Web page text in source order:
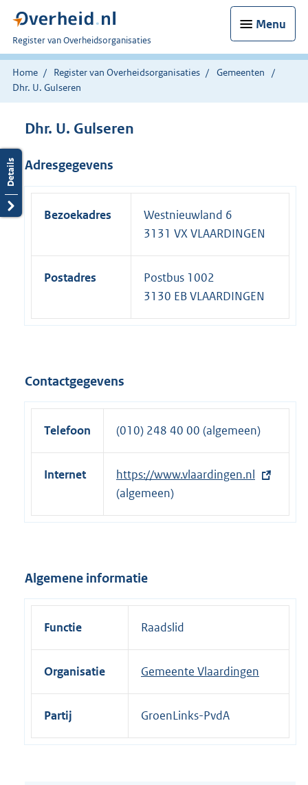
Menu
U
bent
nu
hier:
Register van Overheidsorganisaties
Home Register van Overheidsorganisaties
Gemeenten
Dhr. U. Gulseren
Dhr. U. Gulseren
Adresgegevens
Bezoekadres
Westnieuwland 6
3131 VX VLAARDINGEN
Postadres
Postbus 1002
3130 EB VLAARDINGEN
Contactgegevens
Telefoon (010) 248 40 00 (algemeen)
Internet
E
x
t
e
l
https://www.vlaardingen.nl
(algemeen)
Algemene informatie
Functie Raadslid
Organisatie Gemeente Vlaardingen
Partij GroenLinks-PvdA